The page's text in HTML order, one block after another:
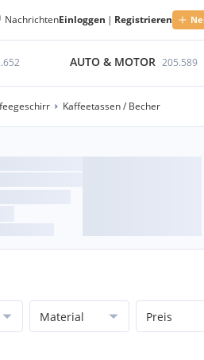
NachrichtenEinloggen | Registrieren
AUTO & MOTOR 205.589
Kaffeetassen / Becher
Material Preis